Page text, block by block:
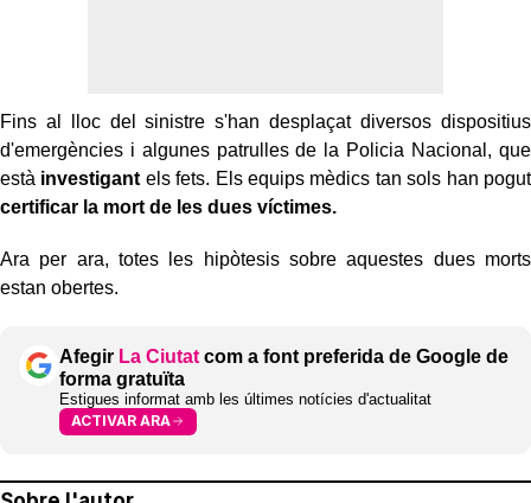
Fins al lloc del sinistre s'han desplaçat diversos dispositius
d'emergències i algunes patrulles de la Policia Nacional, que
està investigant els fets. Els equips mèdics tan sols han pogut
certificar la mort de les dues víctimes.
Ara per ara, totes les hipòtesis sobre aquestes dues morts
estan obertes.
Afegir La Ciutat com a font preferida de Google de
forma gratuïta
Estigues informat amb les últimes notícies d'actualitat
ACTIVAR ARA